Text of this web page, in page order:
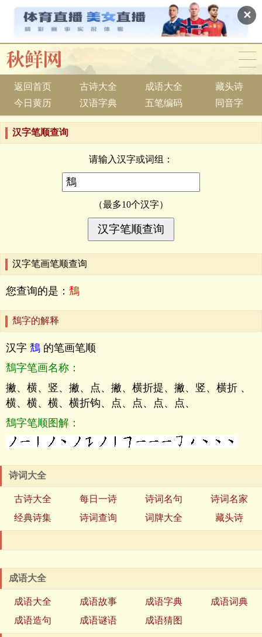
✕
返回首页 古诗大全 成语大全
藏头诗
今日黄历
汉语字典 五笔编码 同音字
汉字笔顺查询
请输入汉字或词组：
（最多10个汉字）
汉字笔画笔顺查询
您查询的是： 鵚
鵚字的解释
汉字 鵚 的笔画笔顺
鵚字笔画名称：
撇、横、竖、撇、点、撇、横折提、撇、竖、横折 、
横、横、横、横折钩、点、点、点、点、
鵚字笔顺图解：
诗词大全
古诗大全 每日一诗 诗词名句
诗词名家
经典诗集
诗词查询 词牌大全 藏头诗
成语大全
成语大全 成语故事 成语字典
成语词典
成语造句
成语谜语 成语猜图